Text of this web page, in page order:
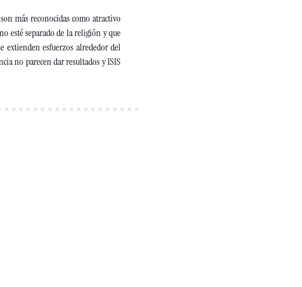
más reconocidas como atractivo
esté separado de la religión y que
extienden esfuerzos alrededor del
no parecen dar resultados y ISIS